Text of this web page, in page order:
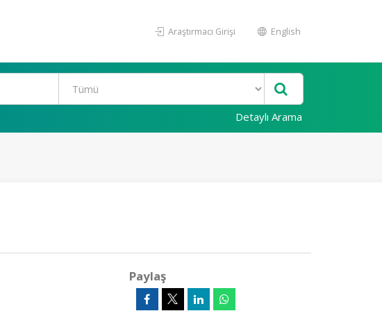
Araştırmacı Girişi English
Detaylı Arama
Paylaş